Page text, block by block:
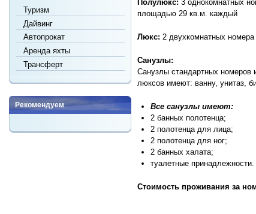
Полулюкс: 3 однокомнатных
площадью 29 кв.м. каждый
Люкс: 2 двухкомнатных
Санузлы:
Санузлы стандартных
люксов имеют: ванну, унитаз,
Все санузлы имеют:
2 банных полотенца;
2 полотенца для лица;
2 полотенца для ног;
2 банных халата;
туалетные принадлежности.
Стоимость проживания за
Туризм
Дайвинг
Автопрокат
Аренда яхты
Трансферт
Рекомендуем